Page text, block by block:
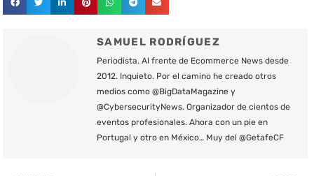
SAMUEL RODRÍGUEZ
Periodista. Al frente de Ecommerce News desde
2012. Inquieto. Por el camino he creado otros
medios como @BigDataMagazine y
@CybersecurityNews. Organizador de cientos de
eventos profesionales. Ahora con un pie en
Portugal y otro en México… Muy del @GetafeCF